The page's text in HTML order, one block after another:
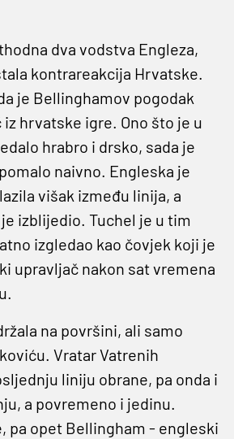
dva vodstva Engleza,
kontrareakcija Hrvatske.
je Bellinghamov pogodak
hrvatske igre. Ono što je u
hrabro i drsko, sada je
naivno. Engleska je
višak između linija, a
izblijedio. Tuchel je u tim
izgledao kao čovjek koji je
upravljač nakon sat vremena
na površini, ali samo
Vratar Vatrenih
liniju obrane, pa onda i
a povremeno i jedinu.
pa opet Bellingham - engleski